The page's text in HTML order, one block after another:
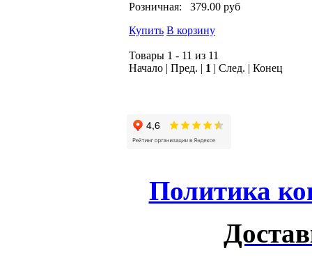
Розничная: 379.00 руб
Купить В корзину
Товары 1 - 11 из 11
Начало | Пред. | 1 | След. | Конец
Политика